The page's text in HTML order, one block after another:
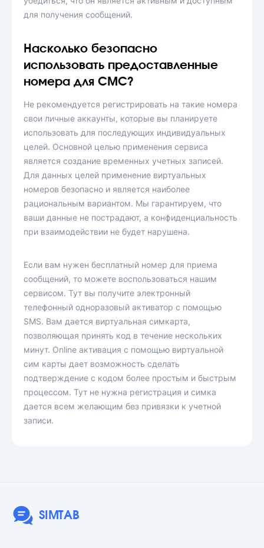
для получения сообщений.
Насколько безопасно
использовать предоставленные
номера для СМС?
Не рекомендуется регистрировать на такие номера
свои личные аккаунты, которые вы планируете
использовать для последующих индивидуальных
целей. Основной целью применения сервиса
является создание временных учетных записей.
Для данных целей применение виртуальных
номеров безопасно и является наиболее
рациональным вариантом. Мы гарантируем, что
ваши данные не пострадают, а конфиденциальность
при взаимодействии не будет нарушена.
Если вам нужен бесплатный номер для приема
сообщений, то можете воспользоваться нашим
сервисом. Тут вы получите электронный
телефонный одноразовый активатор с помощью
SMS. Вам дается виртуальная симкарта,
позволяющая принять код в течение нескольких
минут. Online активация с помощью виртуальной
сим карты дает возможность сделать
подтверждение с кодом более простым и быстрым
процессом. Тут не нужна регистрация и симка
дается всем желающим без привязки к учетной
записи.
SIMTAB